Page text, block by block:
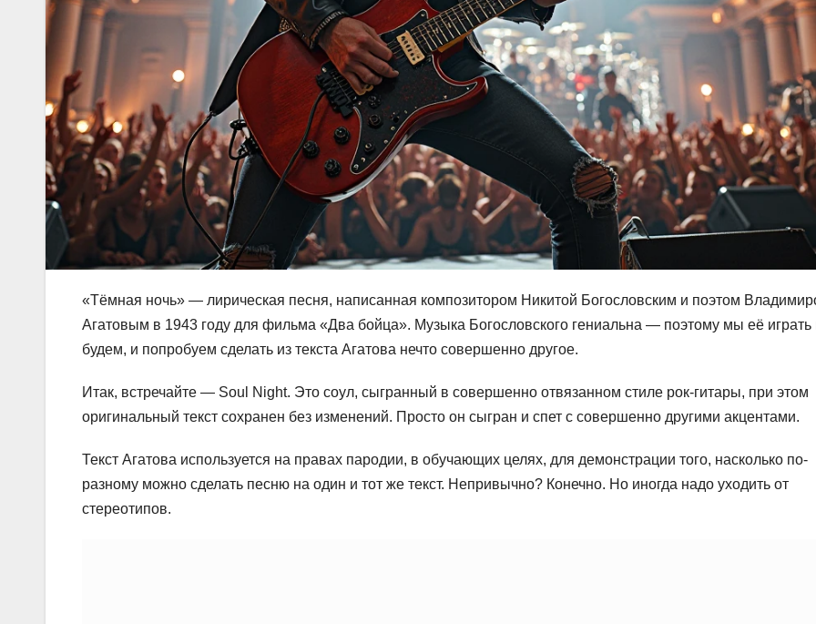
«Тёмная ночь» — лирическая песня, написанная композитором Никитой Богословским и поэтом
Агатовым в 1943 году для фильма «Два бойца». Музыка Богословского гениальна — поэтому мы её играть
будем, и попробуем сделать из текста Агатова нечто совершенно другое.
Итак, встречайте — Soul Night. Это соул, сыгранный в совершенно отвязанном стиле рок-гитары, при этом
оригинальный текст сохранен без изменений. Просто он сыгран и спет с совершенно другими акцентами.
Текст Агатова используется на правах пародии, в обучающих целях, для демонстрации того, насколько по-
разному можно сделать песню на один и тот же текст. Непривычно? Конечно. Но иногда надо уходить от
стереотипов.